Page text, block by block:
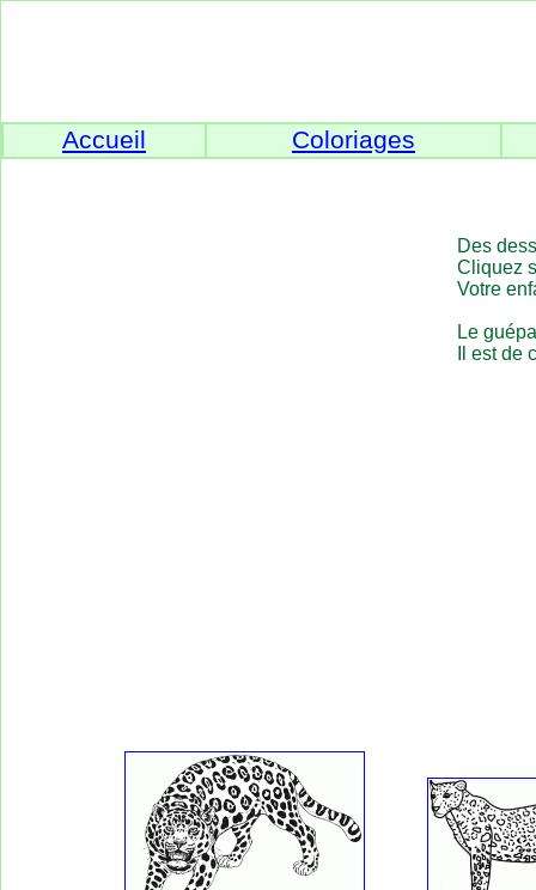
Accueil Coloriages
Des
Cliquez
Votre
Le
Il est